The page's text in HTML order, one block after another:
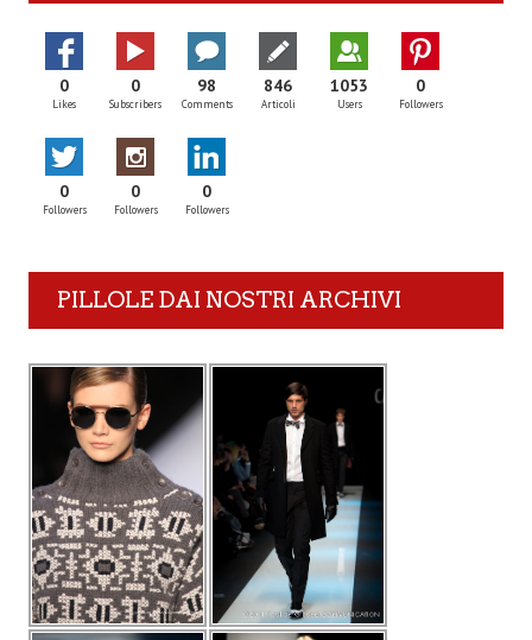
0
Likes
0
Subscribers
98
Comments
846
Articoli
1053
Users
0
Followers
0
Followers
0
Followers
0
Followers
PILLOLE DAI NOSTRI ARCHIVI